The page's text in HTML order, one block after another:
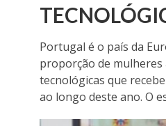
Portugal é o país da
proporção de
tecnológicas que
ao longo deste ano. O